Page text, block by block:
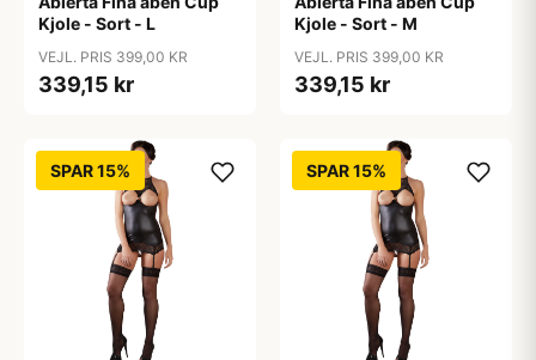
Kjole - Sort - L
VEJL. PRIS 399,00 KR
339,15 kr
Kjole - Sort - M
VEJL. PRIS 399,00 KR
339,15 kr
SPAR 15% SPAR 15%